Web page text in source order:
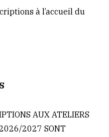
à l’accueil du
AUX ATELIERS
2027 SONT